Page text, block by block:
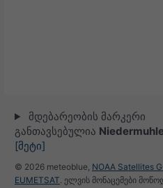
მდებარეობის მარკერი
განთავსებულია
[მეტი]
© 2026 meteoblue, NOAA Satellites
EUMETSAT. ელვის მონაცემები